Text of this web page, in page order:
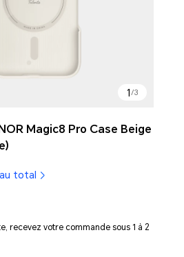
1 /3
Magic8 Pro Case Beige
total
recevez votre commande sous 1 à 2